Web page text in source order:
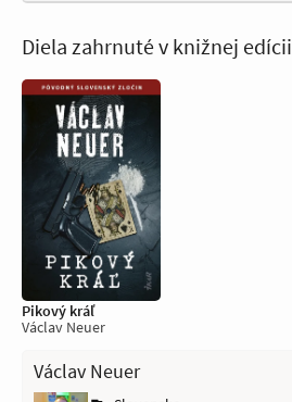
Diela zahrnuté v knižnej edícii
Pikový kráľ
Václav Neuer
Václav Neuer